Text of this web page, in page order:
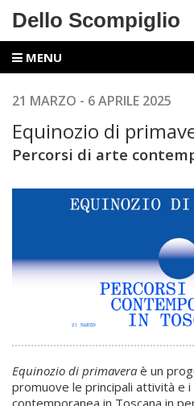
Dello Scompiglio
MENU
21 MARZO - 6 APRILE 2025
Equinozio di
Percorsi di arte
Equinozio di primavera è un
promuove le principali attività e